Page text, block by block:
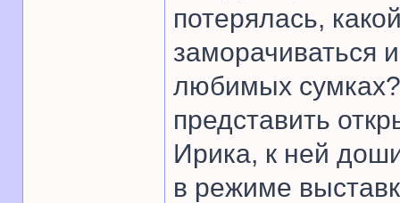
потерялась,
заморачиваться
любимых
представить
Ирика, к ней
в режиме